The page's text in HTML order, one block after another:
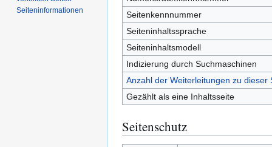
Seitenkennnummer
Seiteninhaltssprache
Seiteninhaltsmodell
Indizierung durch Suchmaschinen
Anzahl der Weiterleitungen zu dieser
Gezählt als eine Inhaltsseite
Seitenschutz
Seiten­­informationen